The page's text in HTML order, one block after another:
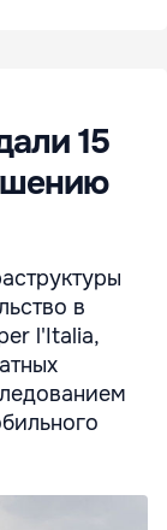
15
в
l'Italia,